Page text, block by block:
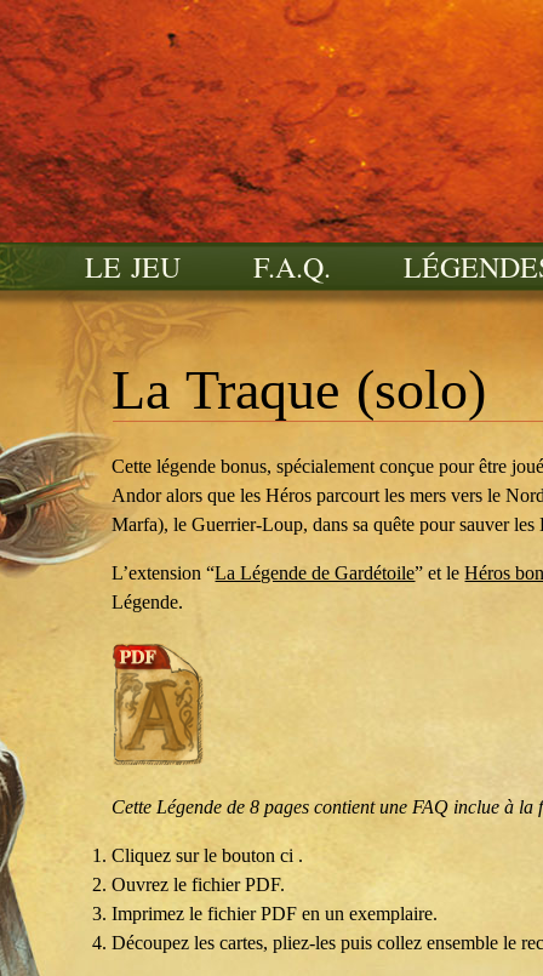
LE JEU F.A.Q.
La Traque (solo)
Cette légende bonus, spécialement conçue pour être
Andor alors que les Héros parcourt les mers vers le
Marfa), le Guerrier-Loup, dans sa quête pour sauver
L’extension “La Légende de Gardétoile” et leHéros
Légende.
Cette Légende de 8 pages contient une FAQ inclue à
Cliquez sur le bouton ci .
Ouvrez le fichier PDF.
Imprimez le fichier PDF en un exemplaire.
Découpez les cartes, pliez-les puis collez ensemble le